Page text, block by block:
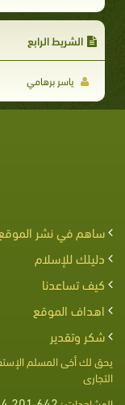
الشريط الرابع
ياسر برهامي
ساهم في نشر
دليلك للإسلام
كيف تساعدنا
اهداف الموقع
شكر وتقدير
يحق لك أخى المسلم
التجارى